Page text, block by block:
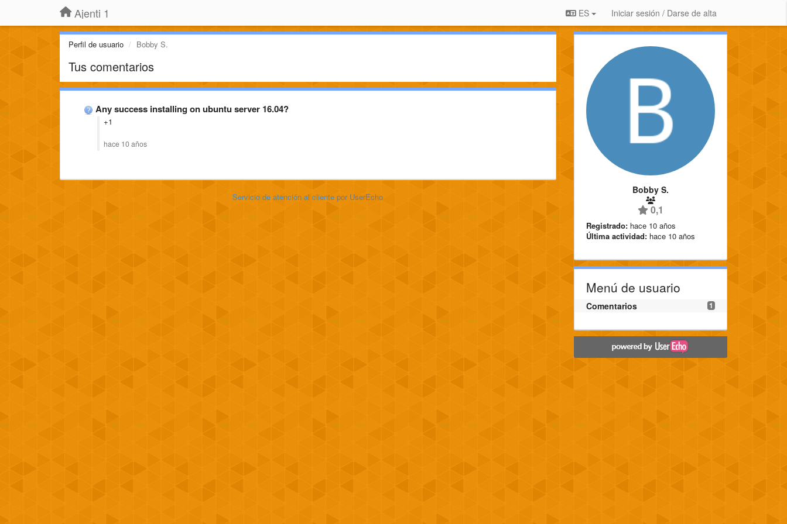
Ajenti 1 ES Iniciar sesión / Darse de alta
Perfil de usuario Bobby S.
Tus comentarios
Any success installing on ubuntu server 16.04?
+1
hace 10 años
Servicio de atención al clientepor UserEcho
Bobby S.
0,1
Registrado: hace 10 años
Última actividad: hace 10 años
Menú de usuario
1
Comentarios